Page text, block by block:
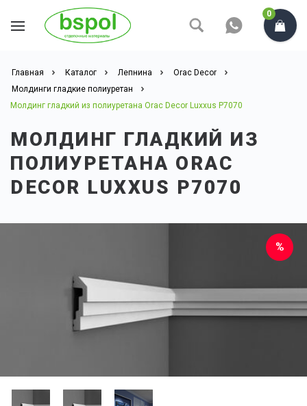
0
Главная Каталог Лепнина
Orac Decor
Молдинги гладкие полиуретан
Молдинг гладкий из полиуретана Orac Decor Luxxus P7070
МОЛДИНГ ГЛАДКИЙ ИЗ
ПОЛИУРЕТАНА ORAC
DECOR LUXXUS P7070